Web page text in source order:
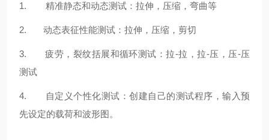
1. 精准静态和动态测试：拉伸，压缩，弯曲等
2. 动态表征性能测试：拉伸，压缩，剪切
3. 疲劳，裂纹括展和循环测试：拉-拉，拉-压，压-压
测试
4. 自定义个性化测试：创建自己的测试程序，输入预
先设定的载荷和波形图。